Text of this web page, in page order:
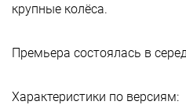
крупные колёса.
Премьера состоялась в
Характеристики по версиям: